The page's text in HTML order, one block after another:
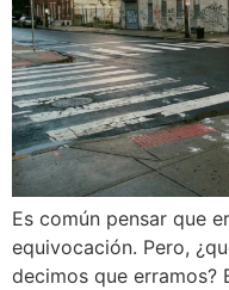
Es común pensar que
equivocación. Pero,
decimos que erramos?